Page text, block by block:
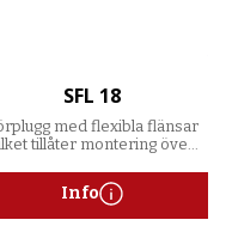
SFL 18
med flexibla flänsar
tillåter montering över
Info